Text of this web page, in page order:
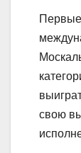
свою